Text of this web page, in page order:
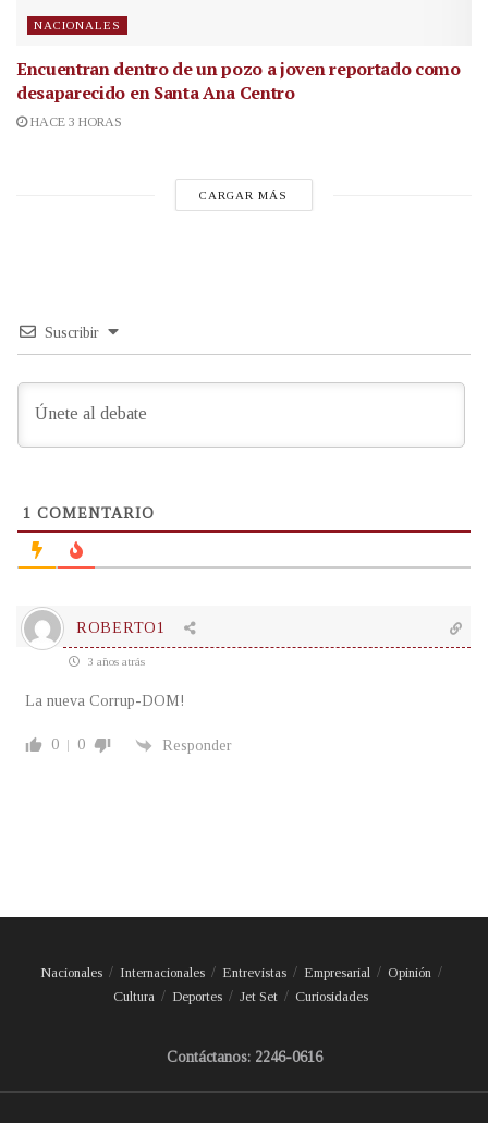
NACIONALES
Encuentran dentro de un pozo a joven reportado como
desaparecido en Santa Ana Centro
HACE 3 HORAS
CARGAR MÁS
Suscribir
1 COMENTARIO
ROBERTO1
3 años atrás
La nueva Corrup-DOM!
0 0 Responder
Nacionales Internacionales Entrevistas Empresarial
Opinión
Cultura
Deportes Jet Set Curiosidades
Contáctanos: 2246-0616